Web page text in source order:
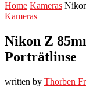
Home Kameras
Kameras
Nikon Z
Porträtlinse
written by Thorben